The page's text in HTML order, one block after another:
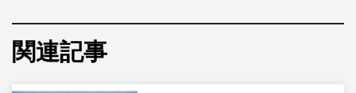
原）が運命的に出会い、引かれ合っていくものの、待ち合
関連記事